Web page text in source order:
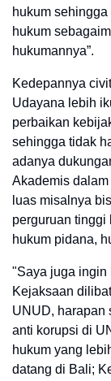
hukum
hukum
hukumannya”.
Kedepannya
Udayana lebih
perbaikan
sehingga tidak
adanya
Akademis
luas misalnya
perguruan tinggi
hukum pidana,
"Saya juga ingin
Kejaksaan
UNUD, harapan
anti korupsi di
hukum yang
datang di Bali;